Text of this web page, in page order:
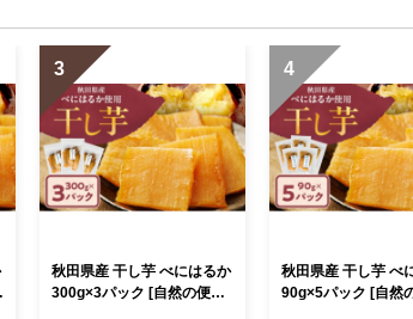
3
秋田県産 干し芋 べにはるか
300g×3パック [自然の便り]
4
秋田県産 干し芋 べ
90g×5パック [自然